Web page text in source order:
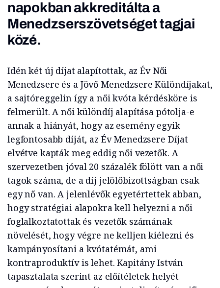
napokban akkreditálta a
Menedzserszövetséget tagjai
közé.
Idén két új díjat alapítottak, az Év Női
Menedzsere és a Jövő Menedzsere Különdíjakat,
a sajtóreggelin így a női kvóta kérdésköre is
felmerült. A női különdíj alapítása pótolja-e
annak a hiányát, hogy az esemény egyik
legfontosabb díját, az Év Menedzsere Díjat
elvétve kapták meg eddig női vezetők. A
szervezetben jóval 20 százalék fölött van a női
tagok száma, de a díj jelölőbizottságban csak
egy nő van. A jelenlévők egyetértettek abban,
hogy stratégiai alapokra kell helyezni a női
foglalkoztatottak és vezetők számának
növelését, hogy végre ne kelljen kiélezni és
kampányosítani a kvótatémát, ami
kontraproduktív is lehet. Kapitány István
tapasztalata szerint az előítéletek helyét